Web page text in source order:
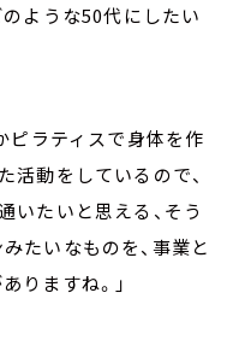
ような50代にしたい
ピラティスで身体を作
活動をしているので、
いたいと思える、そう
たいなものを、事業と
りますね。」